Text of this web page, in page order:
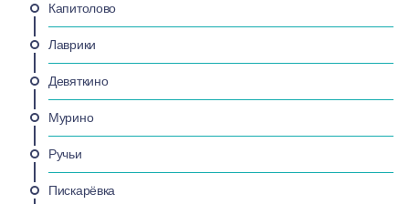
Капитолово
Лаврики
Девяткино
Мурино
Ручьи
Пискарёвка